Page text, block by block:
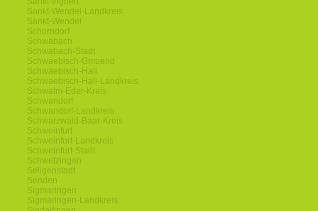
Sankt-Wendel-Landkreis
Sankt-Wendel
Schorndorf
Schwabach
Schwabach-Stadt
Schwaebisch-Gmuend
Schwaebisch-Hall
Schwaebisch-Hall-Landkreis
Schwalm-Eder-Kreis
Schwandorf
Schwandorf-Landkreis
Schwarzwald-Baar-Kreis
Schweinfurt
Schweinfurt-Landkreis
Schweinfurt-Stadt
Schwetzingen
Seligenstadt
Senden
Sigmaringen
Sigmaringen-Landkreis